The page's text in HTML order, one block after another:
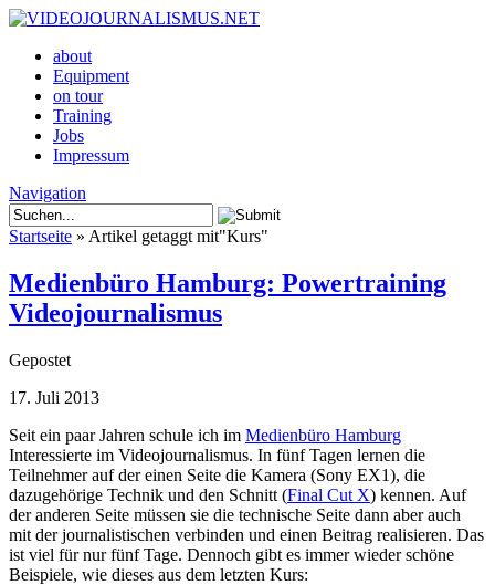
about
Equipment
on tour
Training
Jobs
Impressum
Navigation
Startseite » Artikel getaggt mit"Kurs"
Medienbüro Hamburg: Powertraining
Videojournalismus
Gepostet
17. Juli 2013
Seit ein paar Jahren schule ich im Medienbüro Hamburg
Interessierte im Videojournalismus. In fünf Tagen lernen die
Teilnehmer auf der einen Seite die Kamera (Sony EX1), die
dazugehörige Technik und den Schnitt (Final Cut X) kennen. Auf
der anderen Seite müssen sie die technische Seite dann aber auch
mit der journalistischen verbinden und einen Beitrag realisieren. Das
ist viel für nur fünf Tage. Dennoch gibt es immer wieder schöne
Beispiele, wie dieses aus dem letzten Kurs: